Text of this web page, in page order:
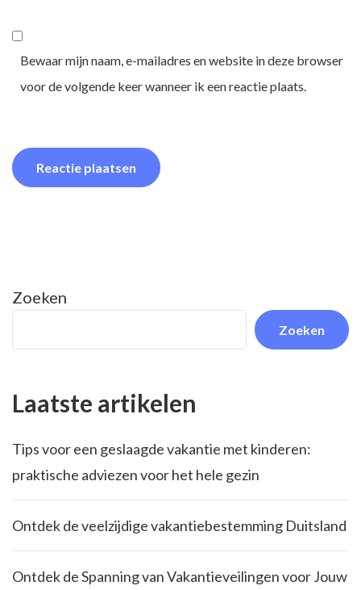
Bewaar mijn naam, e-mailadres en website in deze browser
voor de volgende keer wanneer ik een reactie plaats.
Zoeken
Zoeken
Laatste artikelen
Tips voor een geslaagde vakantie met kinderen:
praktische adviezen voor het hele gezin
Ontdek de veelzijdige vakantiebestemming Duitsland
Ontdek de Spanning van Vakantieveilingen voor Jouw